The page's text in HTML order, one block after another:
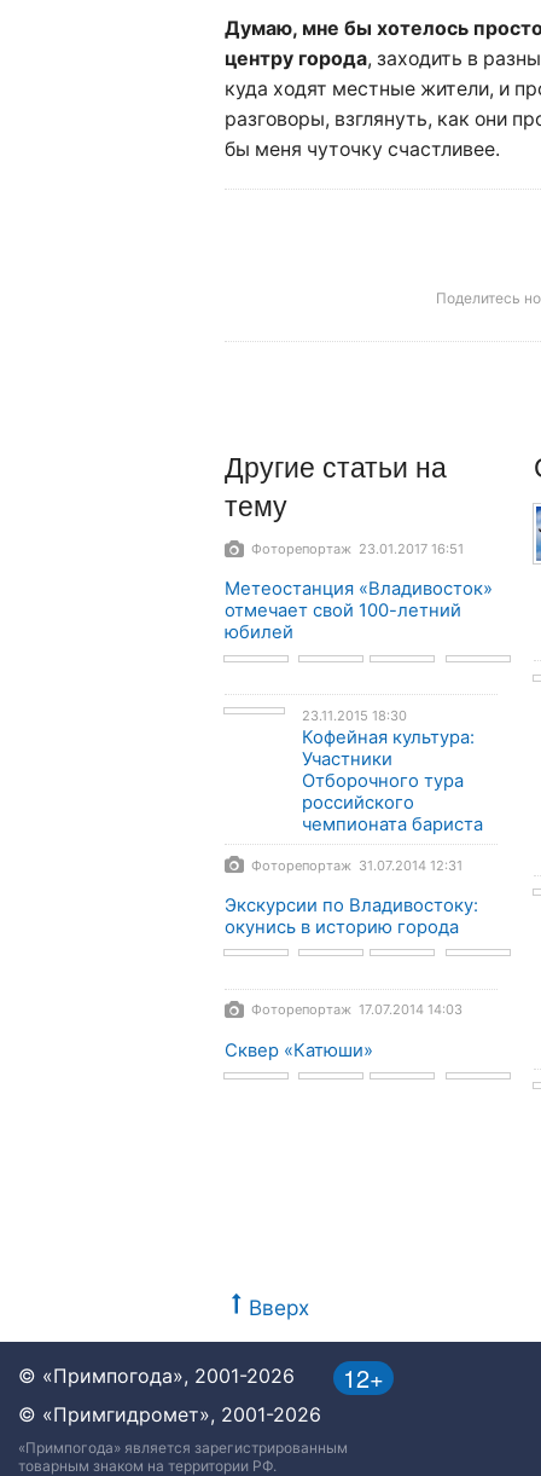
Думаю, мне бы хотелось
центру города, заходить в
куда ходят местные жители, и
разговоры, взглянуть, как они
бы меня чуточку счастливее.
Поделитесь
Другие статьи на
тему
Фоторепортаж 23.01.2017 16:51
Метеостанция «Владивосток»
отмечает свой 100-летний
юбилей
23.11.2015 18:30
Кофейная культура:
Участники
Отборочного тура
российского
чемпионата бариста
Фоторепортаж 31.07.2014 12:31
Экскурсии по Владивостоку:
окунись в историю города
Фоторепортаж 17.07.2014 14:03
Сквер «Катюши»
Вверх
12+
© «Примпогода», 2001-2026
© «Примгидромет», 2001-2026
«Примпогода» является зарегистрированным
товарным знаком на территории РФ.